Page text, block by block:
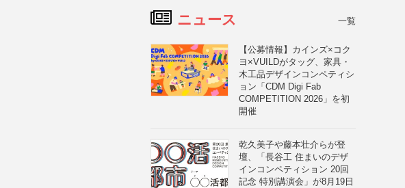
ニュース 一覧
【公募情報】カインズ×コク
ヨ×VUILDがタッグ、家具・
木工品デザインコンペティシ
ョン「CDM Digi Fab
COMPETITION 2026」を初
開催
乾久美子や藤本壮介らが登
壇、「長谷工 住まいのデザ
インコンペティション 20回
記念 特別講演会」が8月19日